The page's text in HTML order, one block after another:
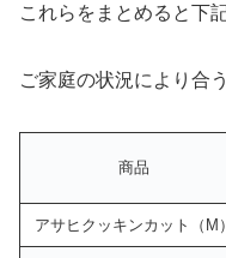
これらをまとめると下
ご家庭の状況により合
商品
アサヒクッキンカット（M）